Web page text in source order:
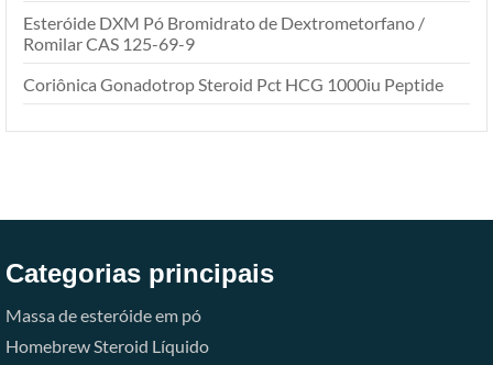
Esteróide DXM Pó Bromidrato de Dextrometorfano /
Romilar CAS 125-69-9
Coriônica Gonadotrop Steroid Pct HCG 1000iu Peptide
Categorias principais
Massa de esteróide em pó
Homebrew Steroid Líquido